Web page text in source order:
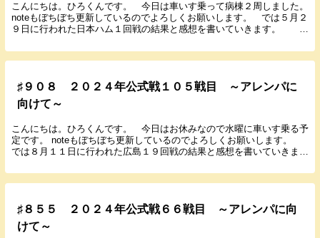
こんにちは。ひろくんです。 今日は車いす乗って病棟２周しました。
noteもぼちぼち更新しているのでよろしくお願いします。 では５月２
９日に行われた日本ハム１回戦の結果と感想を書いていきます。 ２
♯９０８ ２０２４年公式戦１０５戦目 ～アレンパに
向けて～
こんにちは。ひろくんです。 今日はお休みなので水曜に車いす乗る予
定です。 noteもぼちぼち更新しているのでよろしくお願いします。
では８月１１日に行われた広島１９回戦の結果と感想を書いていきま
♯８５５ ２０２４年公式戦６６戦目 ～アレンパに向
けて～